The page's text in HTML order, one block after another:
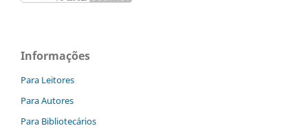
Informações
Para Leitores
Para Autores
Para Bibliotecários